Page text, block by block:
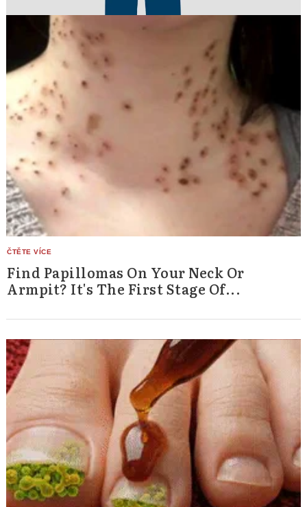
Find Papillomas On Your Neck Or
Armpit? It's The First Stage Of...